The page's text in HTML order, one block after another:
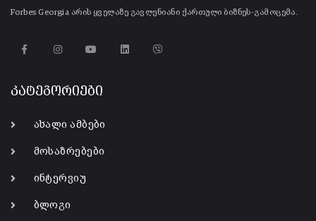
Forbes Georgia არის ყველაზე გავლენიანი ქართული ბიზნეს-გამოცემა.
კატეგორიები
ახალი ამბები
მოსაზრებები
ინტერვიუ
ბლოგი